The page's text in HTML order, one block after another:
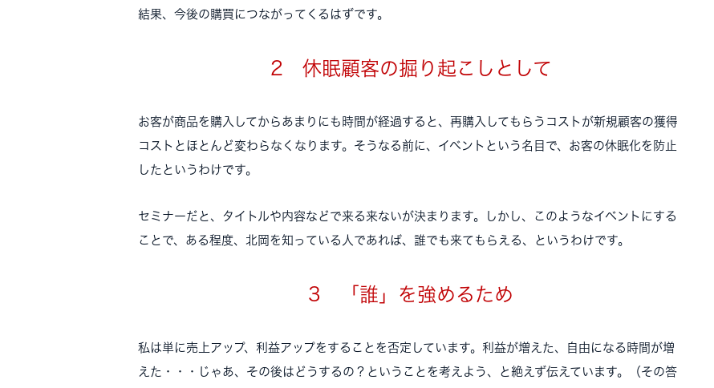
結果、今後の購買につながってくるはずです。
2 休眠顧客の掘り起こしとして
お客が商品を購入してからあまりにも時間が経過すると、再購入してもらうコストが新規顧客の獲得
コストとほとんど変わらなくなります。そうなる前に、イベントという名目で、お客の休眠化を防止
したというわけです。
セミナーだと、タイトルや内容などで来る来ないが決まります。しかし、このようなイベントにする
ことで、ある程度、北岡を知っている人であれば、誰でも来てもらえる、というわけです。
3 「誰」を強めるため
私は単に売上アップ、利益アップをすることを否定しています。利益が増えた、自由になる時間が増
えた・・・じゃあ、その後はどうするの？ということを考えよう、と絶えず伝えています。（その答